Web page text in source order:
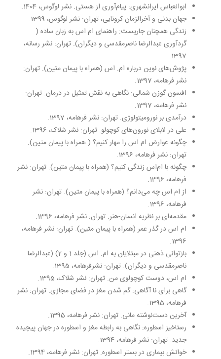
ابوالعباس ایرانشهری: پیام‌آوری از هستی. نشر لوگوس، 1404.
جهان بدنی و آخرالزمان کرونایی، تهران: نشر لوگوس، 1399.
زندگی همچنان جاریست: راهنمای ام‌ اس به زبان ساده (
گردآوری عبدالرضا ناصرمقدسی و دیگران). تهران: نشر رسانه،
1397.
پژوش‌های نوین درباره ام. اس (همراه با پیمان متین). تهران:
نشر فرهامه، 1397.
افسون گوزن شمالی: نگاهی به نقش تمثیل در درمان. تهران:
نشر فرهامه، 1397.
درآمدی بر نورومیتولوژی. تهران: نشر فرهامه، 1397.
علی در لا‌بلای نورون‌های کوچولو. تهران: نشر شلاک، 1396.
چگونه عوارض ام ‌اس را مهار کنیم؟ ( همراه با پیمان متین).
تهران: نشر فرهامه، 1396.
چگونه با ام‌اس زندگی کنیم؟ (همراه با پیمان متین). تهران: نشر
فرهامه، 1396.
از ام ‌اس چه می‌دانم؟ (همراه با پیمان متین). تهران: نشر
فرهامه، 1396.
مقدمه‌ای بر نظریه انسان-هنر. تهران: نشر فرهامه، 1396.
ام‌ اس در گذر عمر (همراه با پیمان متین). تهران: نشر فرهامه،
1396.
بازتوانی ذهنی در مبتلایان به ام. اس (جلد 1 و 2) (عبدالرضا
ناصرمقدسی و دیگران). تهران: نشرفرهامه، 1395.
ام اس، دوست کوچولوی‌ من. تهران: نشر شلاک، 1395.
گاهی برای نا آگاهی: گم شدن مغز در فضای مجازی. تهران: نشر
فرهامه، 1395.
آخرین دست‌نوشته مانی. تهران: نشر فرهامه، 1395.
رستاخیز اسطوره: نگاهی به رابطه مغز و اسطوره در جهان پیچیده
جدید. تهران: نشر فرهامه، 1394.
خوانش بیماری در بستر اسطوره. تهران: نشر فرهامه، 1394.